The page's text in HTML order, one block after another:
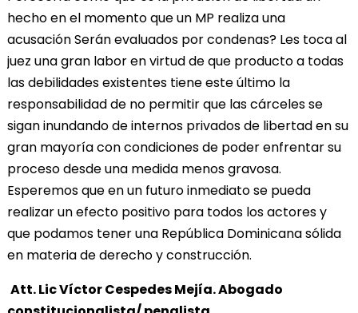
hecho en el momento que un MP realiza una
acusación Serán evaluados por condenas? Les toca al
juez una gran labor en virtud de que producto a todas
las debilidades existentes tiene este último la
responsabilidad de no permitir que las cárceles se
sigan inundando de internos privados de libertad en su
gran mayoría con condiciones de poder enfrentar su
proceso desde una medida menos gravosa.
Esperemos que en un futuro inmediato se pueda
realizar un efecto positivo para todos los actores y
que podamos tener una República Dominicana sólida
en materia de derecho y construcción.
Att. Lic Víctor Cespedes Mejía. Abogado